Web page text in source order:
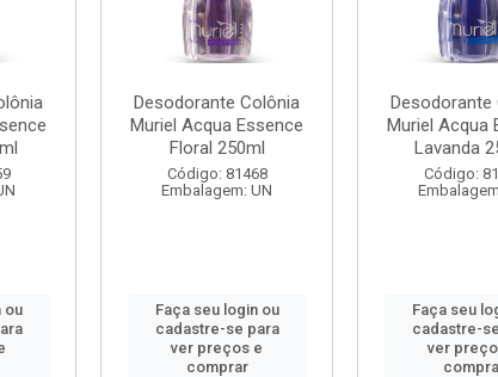
ou
Desodorante Colônia
Muriel Acqua Essence
Floral 250ml
Código: 81468
Embalagem: UN
Faça seu login ou
cadastre-se para
ver preços e
comprar
Desodorante
Muriel Acqua
Lavanda
Código:
Faça seu
cadastre-
ver